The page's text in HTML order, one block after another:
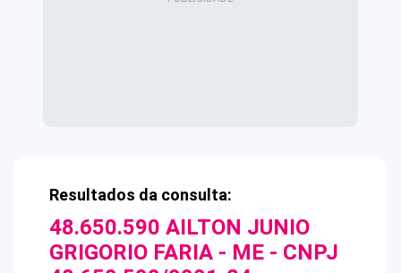
Resultados da consulta:
48.650.590 AILTON JUNIO
GRIGORIO FARIA - ME - CNPJ